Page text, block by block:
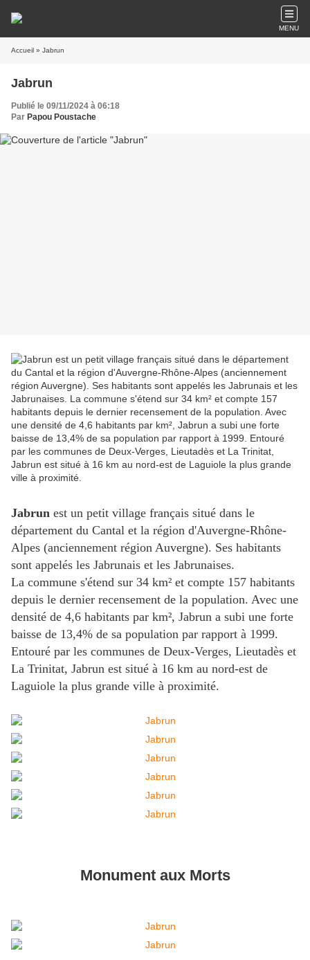
MENU
Accueil » Jabrun
Jabrun
Publié le 09/11/2024 à 06:18
Par Papou Poustache
Jabrun est un petit village français situé dans le
département du Cantal et la région d'Auvergne-Rhône-
Alpes (anciennement région Auvergne). Ses habitants
sont appelés les Jabrunais et les Jabrunaises.
La commune s'étend sur 34 km² et compte 157 habitants
depuis le dernier recensement de la population. Avec une
densité de 4,6 habitants par km², Jabrun a subi une forte
baisse de 13,4% de sa population par rapport à 1999.
Entouré par les communes de Deux-Verges, Lieutadès et
La Trinitat, Jabrun est situé à 16 km au nord-est de
Laguiole la plus grande ville à proximité.
Monument aux Morts